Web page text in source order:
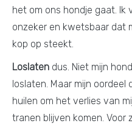
het om ons hondje gaat. Ik
onzeker en kwetsbaar dat
kop op steekt.
Loslaten dus. Niet mijn
loslaten. Maar mijn oordeel
huilen om het verlies van
tranen blijven komen. Voor